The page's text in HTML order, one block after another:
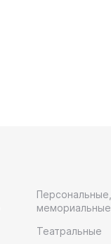
Персональные,
мемориальные
Театральные